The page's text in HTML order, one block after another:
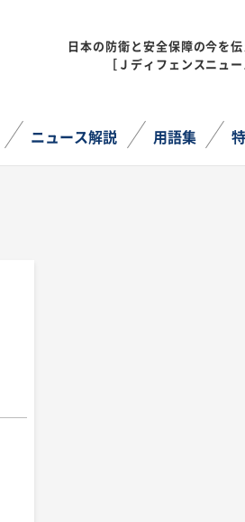
日本の防衛と安全保障の今を
［Ｊディフェンスニュー
ニュース解説 用語集